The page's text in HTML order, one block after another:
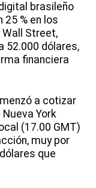
brasileño
% en los
Street,
52.000 dólares,
financiera
a cotizar
York
(17.00 GMT)
muy por
que